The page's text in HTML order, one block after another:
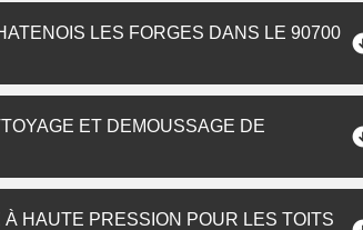
LES FORGES DANS LE 90700
ET DEMOUSSAGE DE
HAUTE PRESSION POUR LES TOITS